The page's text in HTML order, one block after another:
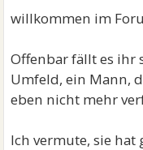
willkommen im
Offenbar fällt es ihr
Umfeld, ein Mann,
eben nicht mehr
Ich vermute, sie hat